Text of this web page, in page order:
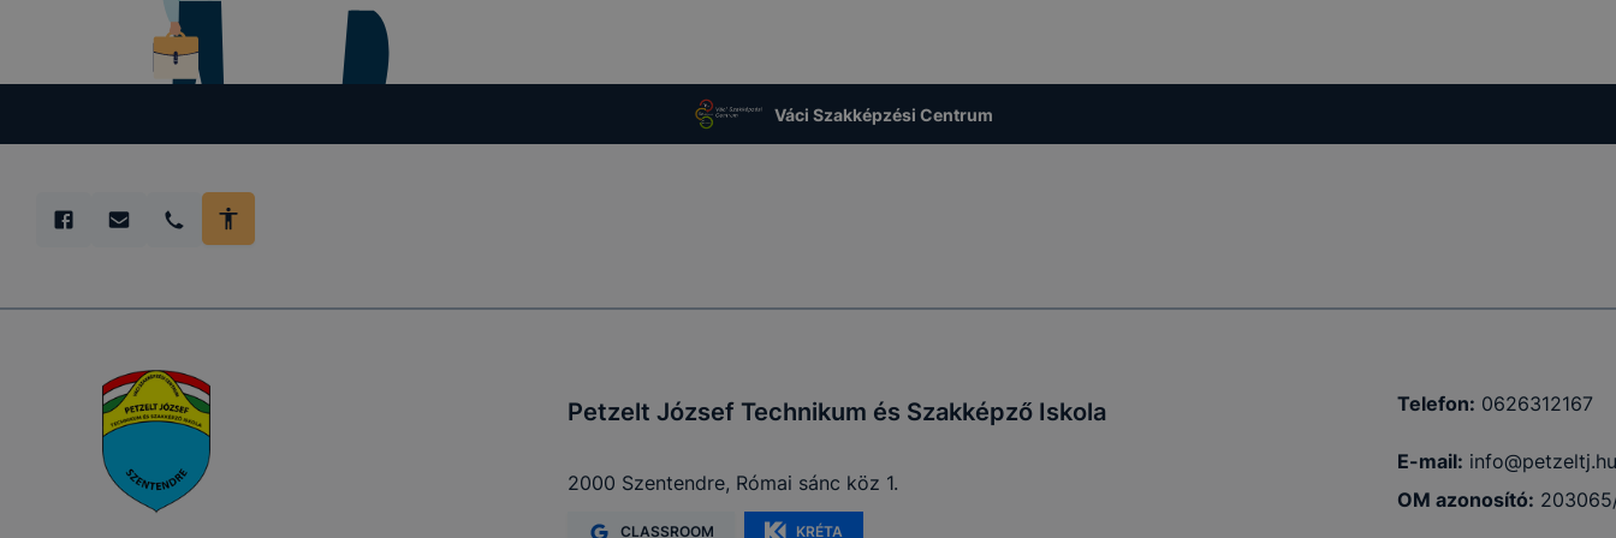
Váci Szakképzési Centrum
Petzelt József Technikum és Szakképző Iskola
2000 Szentendre, Római sánc köz 1.
CLASSROOM KRÉTA
Telefon: 0626312167
E-mail: info@petzeltj.hu
OM azonosító: